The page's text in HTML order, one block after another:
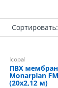
Сортировать:
Icopal
ПВХ
Monarplan
(20х2,12 м)